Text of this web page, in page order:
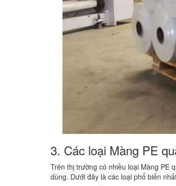
3. Các loại Màng PE
Trên thị trường có nhiều loại Màng PE
dùng. Dưới đây là các loại phổ biến